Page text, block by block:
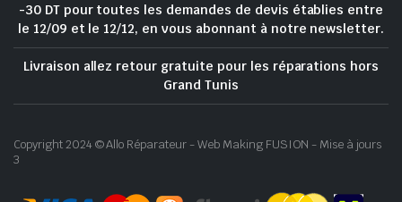
-30 DT pour toutes les demandes de devis établies entre
le 12/09 et le 12/12, en vous abonnant à notre newsletter.
Livraison allez retour gratuite pour les réparations hors
Grand Tunis
Copyright 2024 © Allo Réparateur - Web Making FUSION - Mise à jours
3